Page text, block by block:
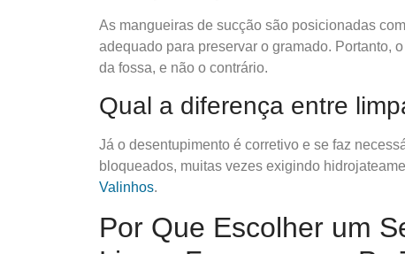
As mangueiras de sucção são posicionadas
adequado para preservar o gramado. Portanto,
da fossa, e não o contrário.
Qual a diferença entre
Já o desentupimento é corretivo e se faz
bloqueados, muitas vezes exigindo
Valinhos.
Por Que Escolher um